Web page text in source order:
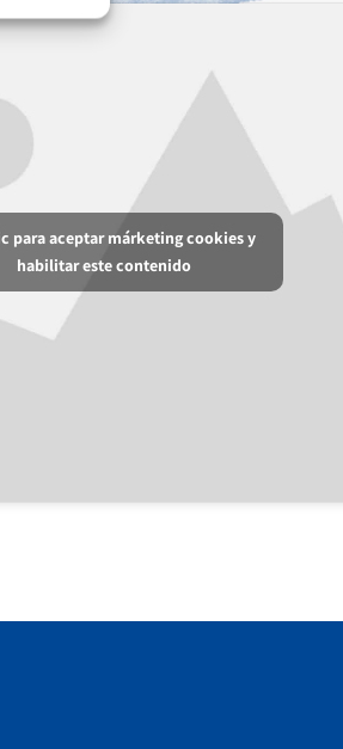
para aceptar márketing cookies y
habilitar este contenido